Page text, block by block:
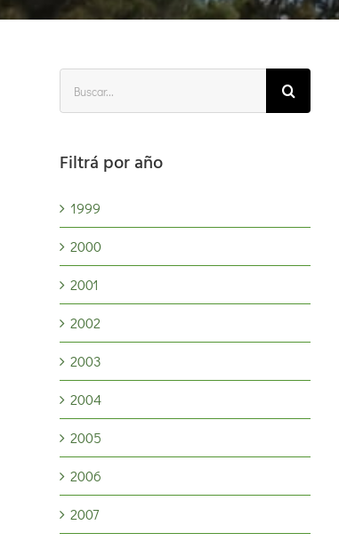
Filtrá por año
1999
2000
2001
2002
2003
2004
2005
2006
2007